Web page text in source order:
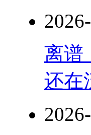
离谱
还在